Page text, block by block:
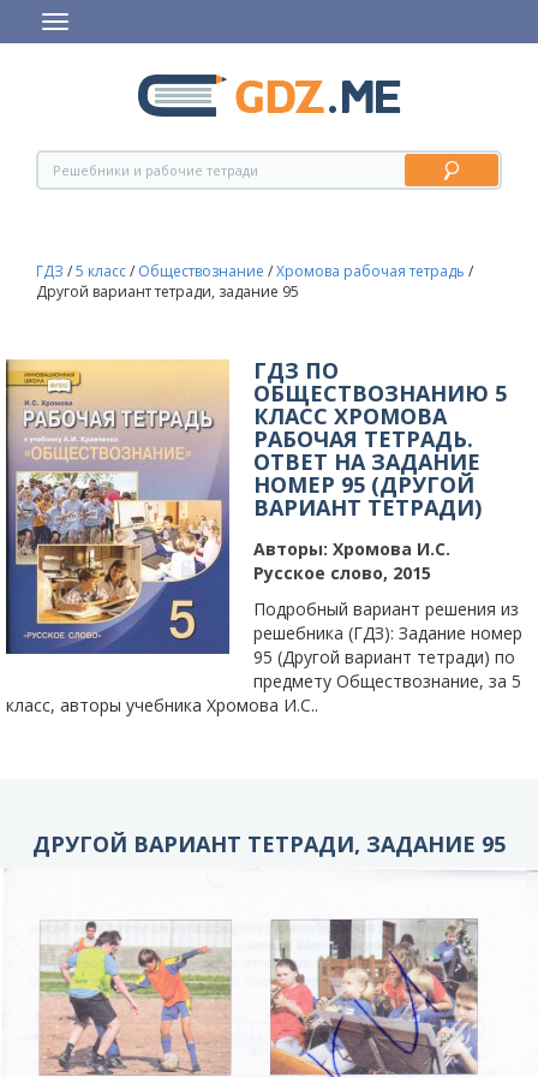
ГДЗ /5 класс/ Обществознание /Хромова рабочая тетрадь /
Другой вариант тетради, задание 95
ГДЗ ПО
ОБЩЕСТВОЗНАНИЮ 5
КЛАСС ХРОМОВА
РАБОЧАЯ ТЕТРАДЬ.
ОТВЕТ НА ЗАДАНИЕ
НОМЕР 95 (ДРУГОЙ
ВАРИАНТ ТЕТРАДИ)
Авторы: Хромова И.С.
Русское слово, 2015
Подробный вариант решения из
решебника (ГДЗ): Задание номер
95 (Другой вариант тетради) по
предмету Обществознание, за 5
класс, авторы учебника Хромова И.С..
ДРУГОЙ ВАРИАНТ ТЕТРАДИ, ЗАДАНИЕ 95